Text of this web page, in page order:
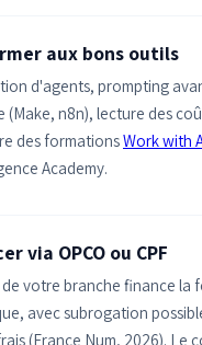
aux bons outils
d'agents, prompting
(Make, n8n), lecture des
des formationsWork with
Academy.
via OPCO ou CPF
de votre branche finance la
avec subrogation
(France Num, 2026). Le